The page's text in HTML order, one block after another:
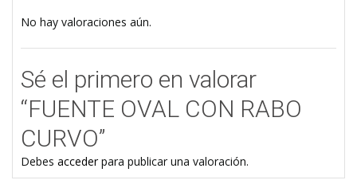
No hay valoraciones aún.
Sé el primero en valorar
“FUENTE OVAL CON RABO
CURVO”
Debes accederpara publicar una valoración.